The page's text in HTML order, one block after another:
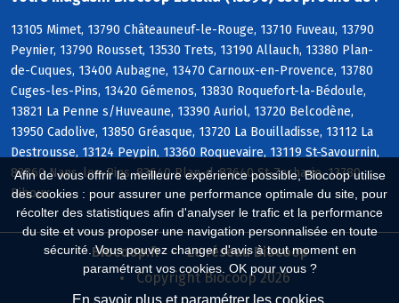
Afin de vous offrir la meilleure expérience possible, Biocoop utilise
des cookies : pour assurer une performance optimale du site, pour
récolter des statistiques afin d'analyser le trafic et la performance
du site et vous proposer une navigation personnalisée en toute
sécurité. Vous pouvez changer d'avis à tout moment en
paramétrant vos cookies. OK pour vous ?
En savoir plus et paramétrer les cookies
13105 Mimet, 13790 Châteauneuf-le-Rouge, 13710 Fuveau, 13790
Peynier, 13790 Rousset, 13530 Trets, 13190 Allauch, 13380 Plan-
de-Cuques, 13400 Aubagne, 13470 Carnoux-en-Provence, 13780
Cuges-les-Pins, 13420 Gémenos, 13830 Roquefort-la-Bédoule,
13821 La Penne s/Huveaune, 13390 Auriol, 13720 Belcodène,
13950 Cadolive, 13850 Gréasque, 13720 La Bouilladisse, 13112 La
Destrousse, 13124 Peypin, 13360 Roquevaire, 13119 St-Savournin,
83860 Nans-les-Pins, 83640 Plan-d, 83640 St-Zacharie, 13780
Riboux
Biocoop.fr
Le réseau Biocoop
Copyright Biocoop 2026